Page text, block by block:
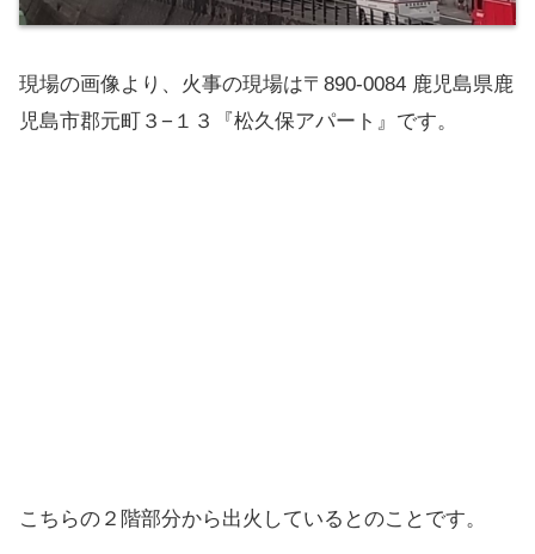
現場の画像より、火事の現場は〒890-0084 鹿児島県鹿
児島市郡元町３−１３『松久保アパート』です。
こちらの２階部分から出火しているとのことです。